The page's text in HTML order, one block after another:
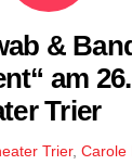
&
am
Trier
Trier,Carole